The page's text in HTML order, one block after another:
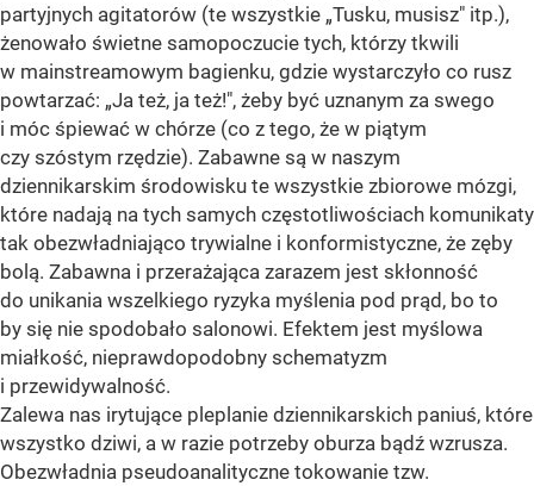
partyjnych agitatorów (te wszystkie „Tusku, musisz" itp.),
żenowało świetne samopoczucie tych, którzy tkwili
w mainstreamowym bagienku, gdzie wystarczyło co rusz
powtarzać: „Ja też, ja też!", żeby być uznanym za swego
i móc śpiewać w chórze (co z tego, że w piątym
czy szóstym rzędzie). Zabawne są w naszym
dziennikarskim środowisku te wszystkie zbiorowe mózgi,
które nadają na tych samych częstotliwościach komunikaty
tak obezwładniająco trywialne i konformistyczne, że zęby
bolą. Zabawna i przerażająca zarazem jest skłonność
do unikania wszelkiego ryzyka myślenia pod prąd, bo to
by się nie spodobało salonowi. Efektem jest myślowa
miałkość, nieprawdopodobny schematyzm
i przewidywalność.
Zalewa nas irytujące pleplanie dziennikarskich paniuś, które
wszystko dziwi, a w razie potrzeby oburza bądź wzrusza.
Obezwładnia pseudoanalityczne tokowanie tzw.